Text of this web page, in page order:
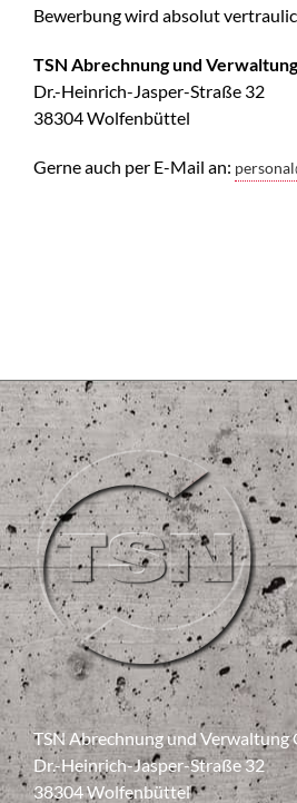
Bewerbung wird absolut
TSN Abrechnung und
Dr.-Heinrich-Jasper-Straße 32
38304 Wolfenbüttel
Gerne auch per E-Mail an:
TSN Abrechnung und Verwaltung
Dr.-Heinrich-Jasper-Straße 32
38304 Wolfenbüttel